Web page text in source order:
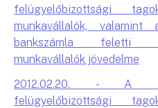
felügyelőbizottsági
munkavállalók,
bankszámla feletti
munkavállalók jövedelme
2012.02.20. - A
felügyelőbizottsági